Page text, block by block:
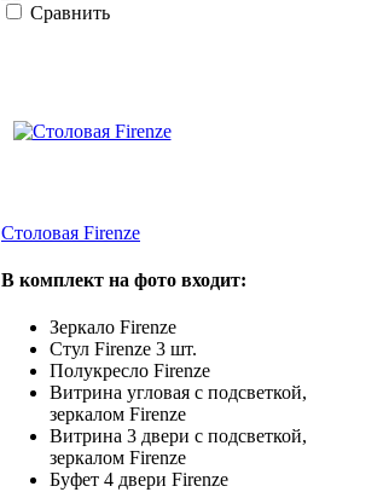
Сравнить
Столовая Firenze
В комплект на фото входит:
Зеркало Firenze
Стул Firenze 3 шт.
Полукресло Firenze
Витрина угловая с подсветкой,
зеркалом Firenze
Витрина 3 двери с подсветкой,
зеркалом Firenze
Буфет 4 двери Firenze